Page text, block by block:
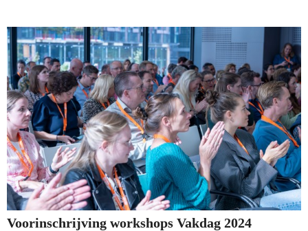
nodigen alle bezoekers uit om onze congresapp Yellenge te
downloaden en zich in te schrijven voor de favoriete sessies. Dan
ben je er zeker van dat je tijdens de Vakdag in het Beatrix Theater
op 25 september een plekje hebt.
Voorinschrijving workshops Vakdag 2024